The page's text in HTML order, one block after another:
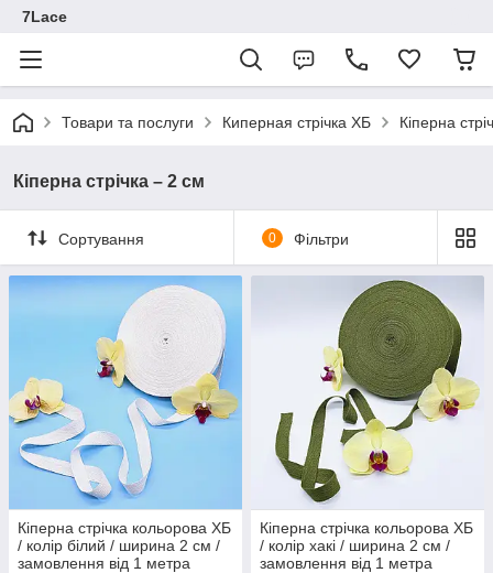
7Lace
Товари та послуги Киперная стрічка ХБ Кіперна
Кіперна стрічка – 2 см
Сортування 0 Фільтри
Кіперна стрічка кольорова ХБ
/ колір білий / ширина 2 см /
замовлення від 1 метра
Кіперна стрічка кольорова ХБ
/ колір хакі / ширина 2 см /
замовлення від 1 метра